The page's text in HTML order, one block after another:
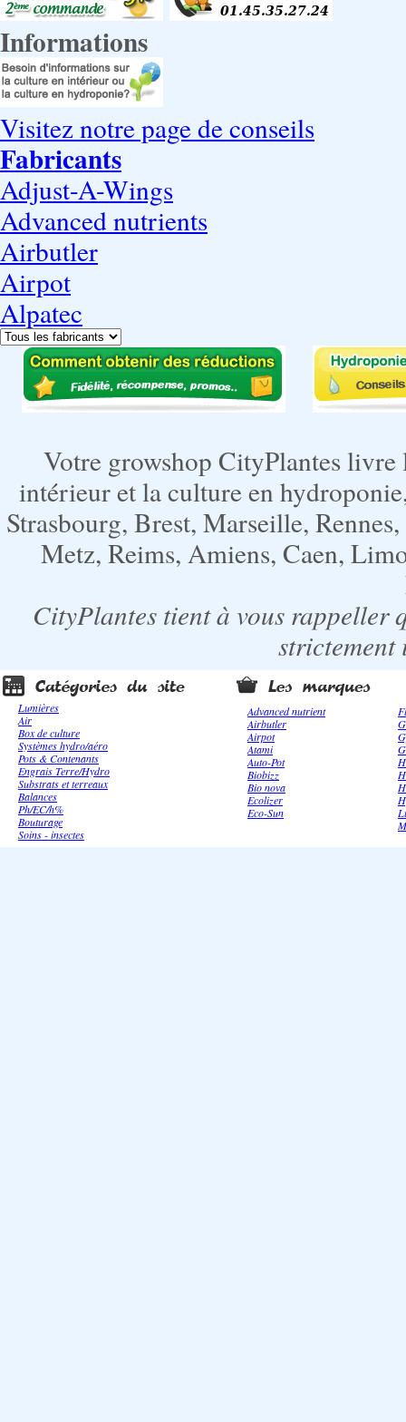
Informations
Visitez notre page de conseils
Fabricants
Adjust-A-Wings
Advanced nutrients
Airbutler
Airpot
Alpatec
Votre growshop CityPlantes
intérieur et la culture en
Strasbourg, Brest, Marseille,
Metz, Reims, Amiens, Caen,
CityPlantes tient à vous rappeller
strictement
Lumières
Air
Box de culture
Systèmes hydro/aéro
Pots & Contenants
Engrais Terre/Hydro
Substrats et terreaux
Balances
Ph/EC/h%
Bouturage
Soins - insectes
Advanced nutrient
Airbutler
Airpot
Atami
Auto-Pot
Biobizz
Bio nova
Ecolizer
Eco-Sun